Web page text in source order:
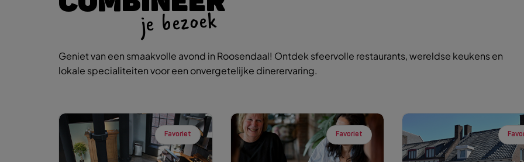
je bezoek
Geniet van een smaakvolle avond in Roosendaal! Ontdek sfeervolle restaurants, wereldse keukens en
lokale specialiteiten voor een onvergetelijke dinerervaring.
Favoriet Favoriet